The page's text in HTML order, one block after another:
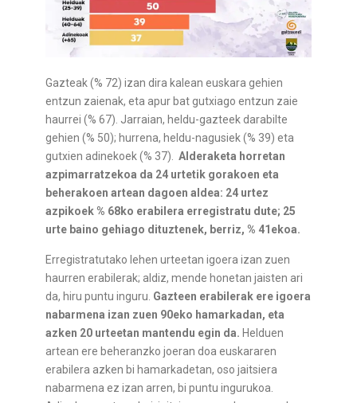
Gazteak (% 72) izan dira kalean euskara gehien
entzun zaienak, eta apur bat gutxiago entzun zaie
haurrei (% 67). Jarraian, heldu-gazteek darabilte
gehien (% 50); hurrena, heldu-nagusiek (% 39) eta
gutxien adinekoek (% 37).Alderaketa horretan
azpimarratzekoa da 24 urtetik gorakoen eta
beherakoen artean dagoen aldea: 24 urtez
azpikoek % 68ko erabilera erregistratu dute; 25
urte baino gehiago dituztenek, berriz, % 41ekoa.
Erregistratutako lehen urteetan igoera izan zuen
haurren erabilerak; aldiz, mende honetan jaisten ari
da, hiru puntu inguru. Gazteen erabilerak ere igoera
nabarmena izan zuen 90eko hamarkadan, eta
azken 20 urteetan mantendu egin da. Helduen
artean ere beheranzko joeran doa euskararen
erabilera azken bi hamarkadetan, oso jaitsiera
nabarmena ez izan arren, bi puntu ingurukoa.